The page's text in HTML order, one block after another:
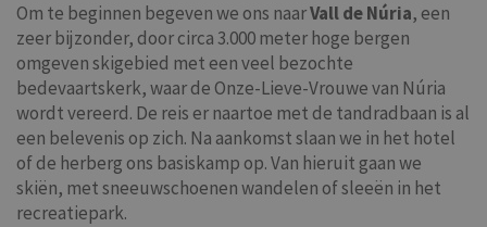
Om te beginnen begeven we ons naarVall de Núria, een
zeer bijzonder, door circa 3.000 meter hoge bergen
omgeven skigebied met een veel bezochte
bedevaartskerk, waar de Onze-Lieve-Vrouwe van Núria
wordt vereerd. De reis er naartoe met de tandradbaan is al
een belevenis op zich. Na aankomst slaan we in het hotel
of de herberg ons basiskamp op. Van hieruit gaan we
skiën, met sneeuwschoenen wandelen of sleeën in het
recreatiepark.